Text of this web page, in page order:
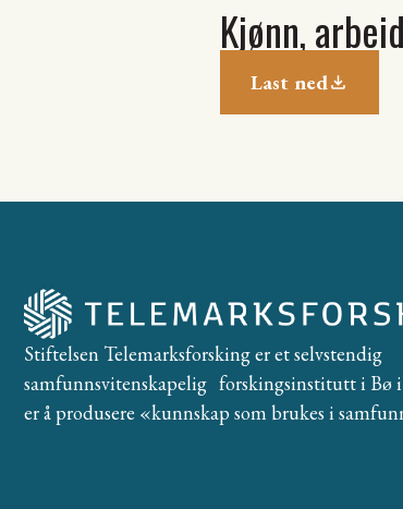
Kjønn,
Last ned
Stiftelsen Telemarksforsking er et selvstendig
samfunnsvitenskapelig forskingsinstitutt i Bø i
er å produsere «kunnskap som brukes i